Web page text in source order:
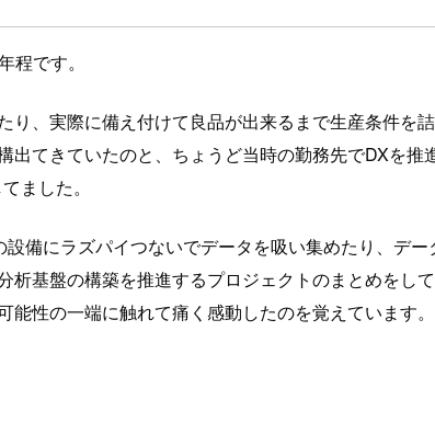
です。
、実際に備え付けて良品が出来るまで生産条件を
てきていたのと、ちょうど当時の勤務先でDXを
ました。
備にラズパイつないでデータを吸い集めたり、デ
基盤の構築を推進するプロジェクトのまとめをし
性の一端に触れて痛く感動したのを覚えています。